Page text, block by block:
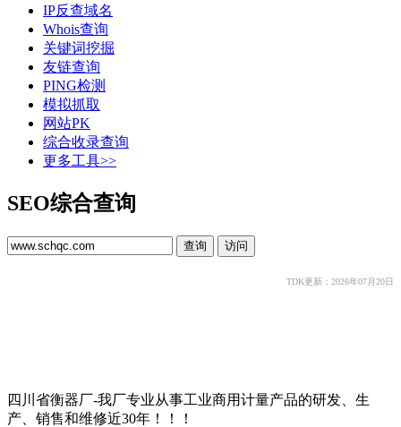
IP反查域名
Whois查询
关键词挖掘
友链查询
PING检测
模拟抓取
网站PK
综合收录查询
更多工具>>
SEO综合查询
TDK更新：2026年07月20日
四川省衡器厂-我厂专业从事工业商用计量产品的研发、生
产、销售和维修近30年！！！